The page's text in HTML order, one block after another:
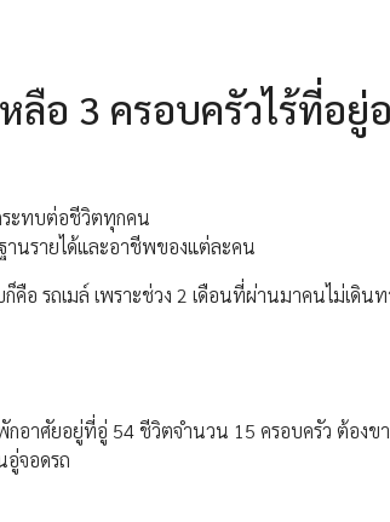
ลือ 3 ครอบครัวไร้ที่อยู่
ระทบต่อชีวิตทุกคน
นรายได้และอาชีพของแต่ละคน
อ รถเมล์ เพราะช่วง 2 เดือนที่ผ่านมาคนไม่เดิน
อาศัยอยู่ที่อู่ 54 ชีวิตจำนวน 15 ครอบครัว ต้องข
อู่จอดรถ